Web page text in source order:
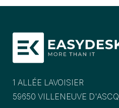
1 ALLÉE LAVOISIER
59650 VILLENEUVE D'ASCQ